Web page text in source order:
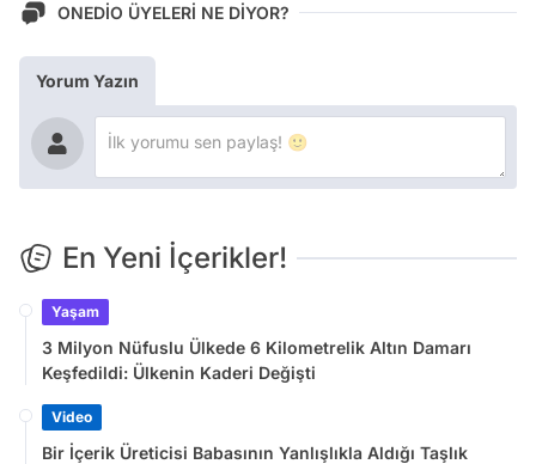
ONEDİO ÜYELERİ NE DİYOR?
Yorum Yazın
En Yeni İçerikler!
Yaşam
3 Milyon Nüfuslu Ülkede 6 Kilometrelik Altın Damarı
Keşfedildi: Ülkenin Kaderi Değişti
Video
Bir İçerik Üreticisi Babasının Yanlışlıkla Aldığı Taşlık